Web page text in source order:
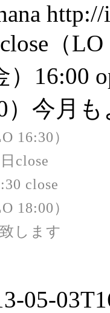
http://
（
）16:00
）今月
16:30）
close
close
18:00）
します
05-